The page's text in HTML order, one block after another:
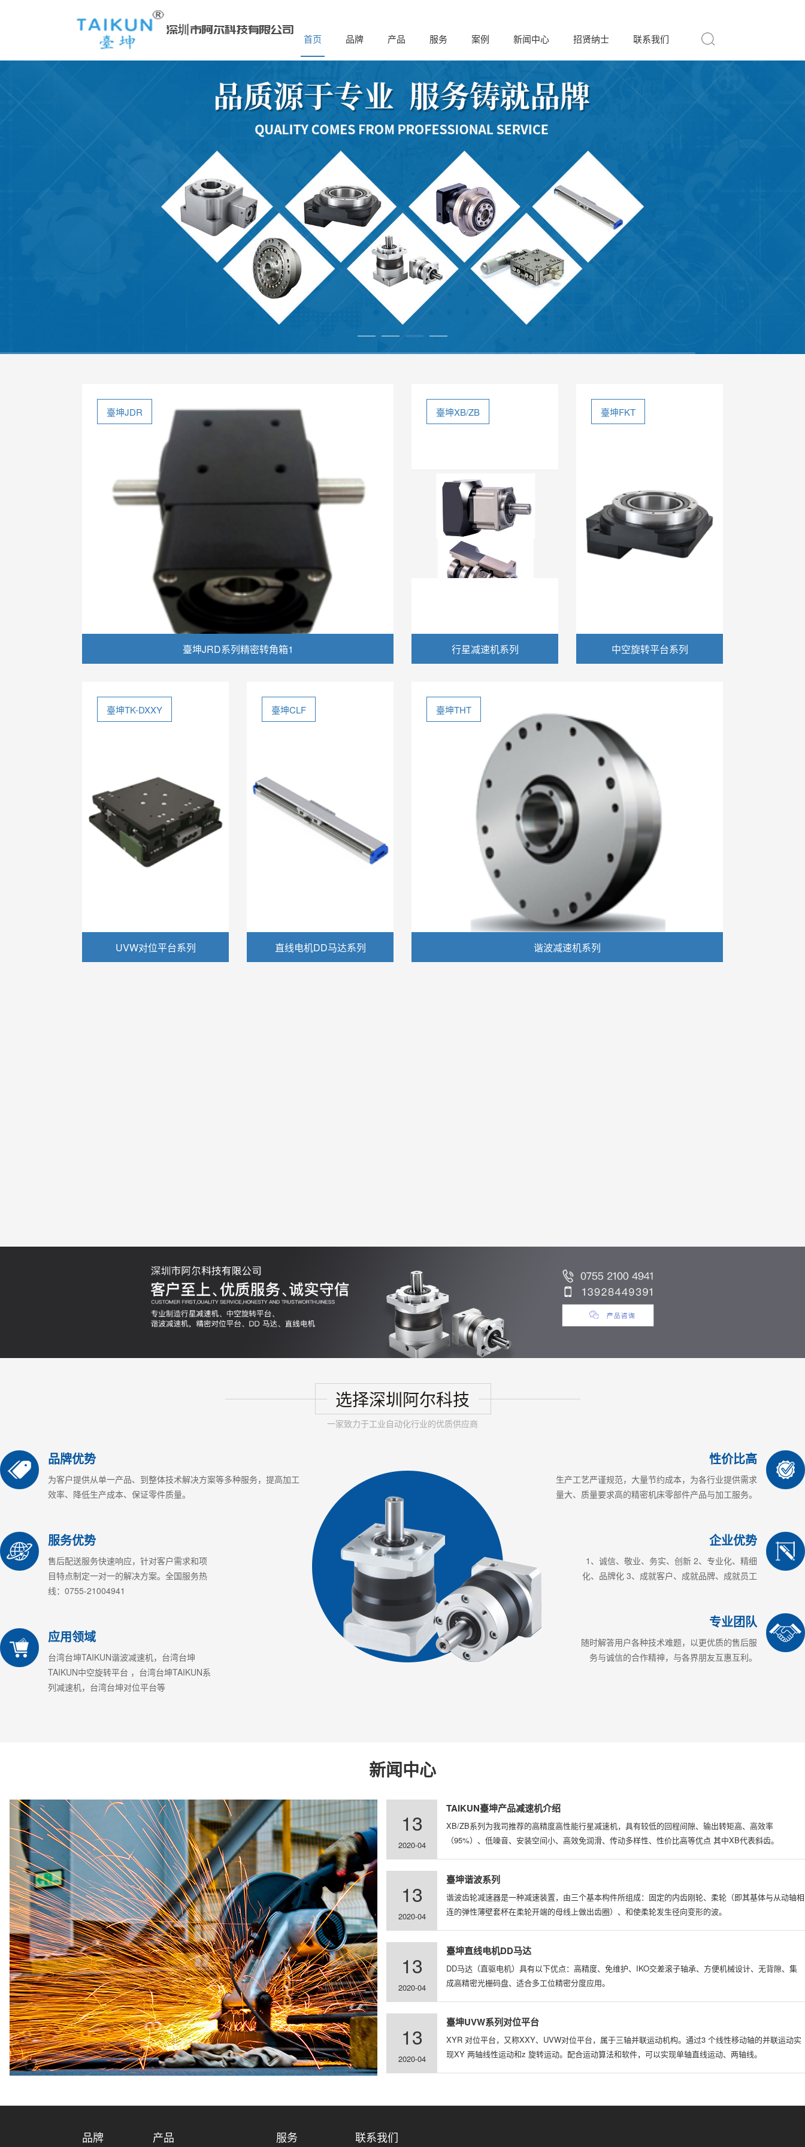
首页 品牌 产品 服务 案例 新闻中心 招贤纳士 联系我们
臺坤JDR
臺坤JRD系列精密转角箱1
臺坤XB/ZB
行星减速机系列
臺坤FKT
中空旋转平台系列
臺坤TK-DXXY
UVW对位平台系列
臺坤CLF
直线电机DD马达系列
臺坤THT
谐波减速机系列
选择深圳阿尔科技
一家致力于工业自动化行业的优质供应商
品牌优势
为客户提供从单一产品、到整体技术解决方案等多种服务，提高加工
效率、降低生产成本、保证零件质量。
服务优势
售后配送服务快速响应，针对客户需求和项
目特点制定一对一的解决方案。全国服务热
线：0755-21004941
应用领域
台湾台坤TAIKUN谐波减速机，台湾台坤
TAIKUN中空旋转平台 ，台湾台坤TAIKUN系
列减速机，台湾台坤对位平台等
性价比高
生产工艺严谨规范，大量节约成本，为各行业提供需求
量大、质量要求高的精密机床零部件产品与加工服务。
企业优势
1、诚信、敬业、务实、创新 2、专业化、精细
化、品牌化 3、成就客户、成就品牌、成就员工
专业团队
随时解答用户各种技术难题，以更优质的售后服
务与诚信的合作精神，与各界朋友互惠互利。
新闻中心
13
2020-04
TAIKUN臺坤产品减速机介绍
XB/ZB系列为我司推荐的高精度高性能行星减速机，具有较低的回程间隙、输出转矩高、高效率
（95%）、低噪音、安装空间小、高效免润滑、传动多样性、性价比高等优点 其中XB代表斜齿。
13
2020-04
臺坤谐波系列
谐波齿轮减速器是一种减速装置，由三个基本构件所组成：固定的内齿刚轮、柔轮（即其基体与从动轴相
连的弹性薄壁套杯在柔轮开端的母线上做出齿圈）、和使柔轮发生径向变形的波。
13
2020-04
臺坤直线电机DD马达
DD马达（直驱电机）具有以下优点：高精度、免维护、IKO交差滚子轴承、方便机械设计、无背隙、集
成高精密光栅码盘、适合多工位精密分度应用。
13
2020-04
臺坤UVW系列对位平台
XYR 对位平台，又称XXY、UVW对位平台，属于三轴并联运动机构。通过3 个线性移动轴的并联运动实
现XY 两轴线性运动和z 旋转运动。配合运动算法和软件，可以实现单轴直线运动、两轴线。
品牌 产品 服务 联系我们